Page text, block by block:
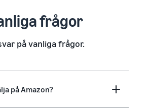
frågor
på vanliga frågor.
på Amazon?